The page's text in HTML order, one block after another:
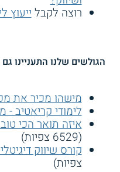
רוצה לקבלייעוץ
הגולשים שלנו התעניינו
מישהו מכיר את
לימודי קריאטיב -
איזה תואר הכי
(6529 צפיות)
קורס שיווק
צפיות)